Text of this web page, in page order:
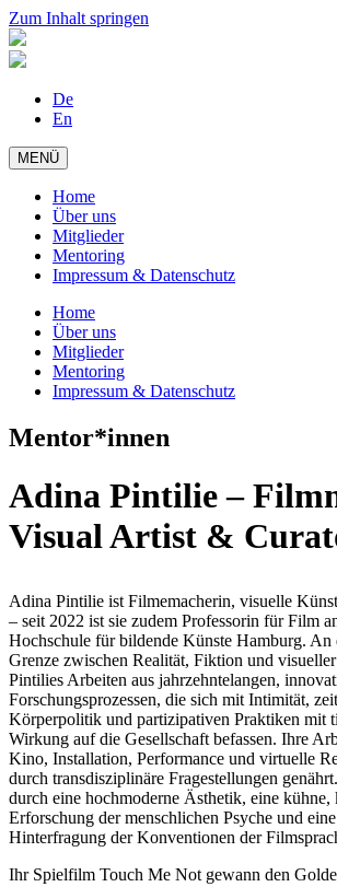
Zum Inhalt springen
De
En
MENÜ
Home
Über uns
Mitglieder
Mentoring
Impressum & Datenschutz
Home
Über uns
Mitglieder
Mentoring
Impressum & Datenschutz
Mentor*innen
Adina Pintilie –
Visual Artist &
Adina Pintilie ist Filmemacherin, visuelle
– seit 2022 ist sie zudem Professorin für Film
Hochschule für bildende Künste Hamburg. An
Grenze zwischen Realität, Fiktion und
Pintilies Arbeiten aus jahrzehntelangen,
Forschungsprozessen, die sich mit Intimität,
Körperpolitik und partizipativen Praktiken mit
Wirkung auf die Gesellschaft befassen. Ihre
Kino, Installation, Performance und virtuelle
durch transdisziplinäre Fragestellungen
durch eine hochmoderne Ästhetik, eine kühne,
Erforschung der menschlichen Psyche und
Hinterfragung der Konventionen der
Ihr Spielfilm Touch Me Not gewann den